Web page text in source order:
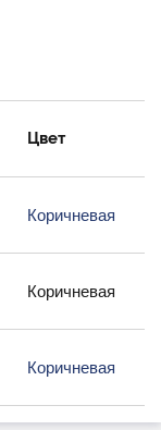
Цвет
Коричневая
Коричневая
Коричневая